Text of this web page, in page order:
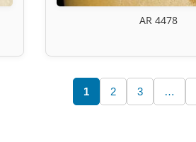
AR 4478
1 2 3 …